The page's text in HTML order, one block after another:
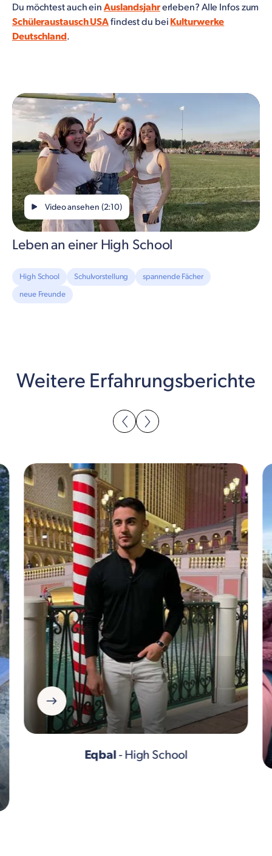
Du möchtest auch ein Auslandsjahrerleben? Alle Infos zum
Schüleraustausch USAfindest du bei Kulturwerke
Deutschland.
Video ansehen (2:10)
Leben an einer High School
High School Schulvorstellung
spannende Fächer
neue Freunde
Weitere Erfahrungsberichte
Eqbal- High School